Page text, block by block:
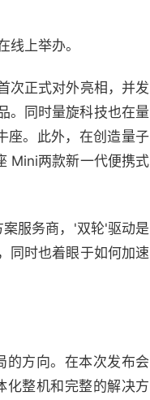
线上举办。
次正式对外亮相，并发
。同时量旋科技也在量
座。此外，在创造量子
Mini两款新一代便携式
服务商，'双轮'驱动是
同时也着眼于如何加速
的方向。在本次发布会
化整机和完整的解决方